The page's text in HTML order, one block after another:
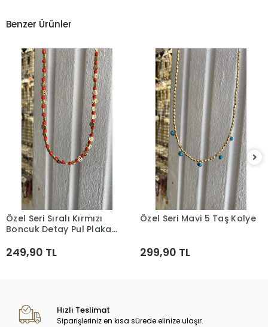
Benzer Ürünler
Sepete Ekle
Özel Seri Sıralı Kırmızı
Boncuk Detay Pul Plaka
249,90 TL
Sepete Ekle
Özel Seri Mavi 5 Taş Kolye
299,90 TL
Hızlı Teslimat
Siparişleriniz en kısa sürede elinize ulaşır.